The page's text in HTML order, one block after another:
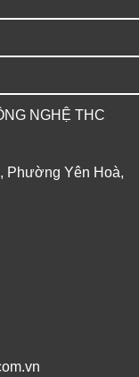
NGHỆ THC
Phường Yên Hoà,